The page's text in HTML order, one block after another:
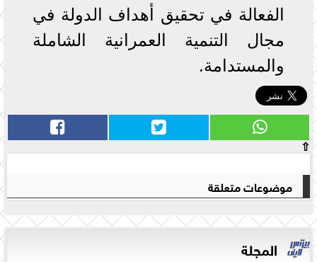
الفعالة في تحقيق أهداف الدولة في
مجال التنمية العمرانية الشاملة
والمستدامة.
⇧
موضوعات متعلقة
المجلة